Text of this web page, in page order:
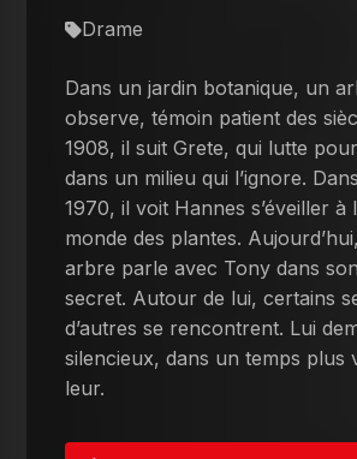
Drame
Dans un jardin botanique, un
observe, témoin patient des
1908, il suit Grete, qui lutte
dans un milieu qui l’ignore.
1970, il voit Hannes s’éveiller à
monde des plantes.
arbre parle avec Tony dans
secret. Autour de lui, certains
d’autres se rencontrent. Lui
silencieux, dans un temps plus
leur.